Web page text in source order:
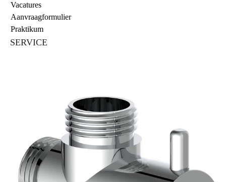
Vacatures
Aanvraagformulier
Praktikum
SERVICE